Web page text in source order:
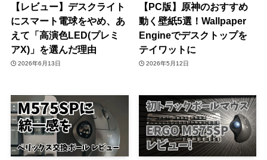
【レビュー】デスクライト
にスマート電球をやめ、あ
えて「高演色LED(プレミ
アX)」を選んだ理由
2026年6月13日
【PC版】原神のおすすめ
動く壁紙5選！Wallpaper
Engineでデスクトップを
テイワットに
2026年5月12日